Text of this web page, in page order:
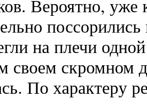
Вероятно, уже
на плечи
своем скромном
По характеру